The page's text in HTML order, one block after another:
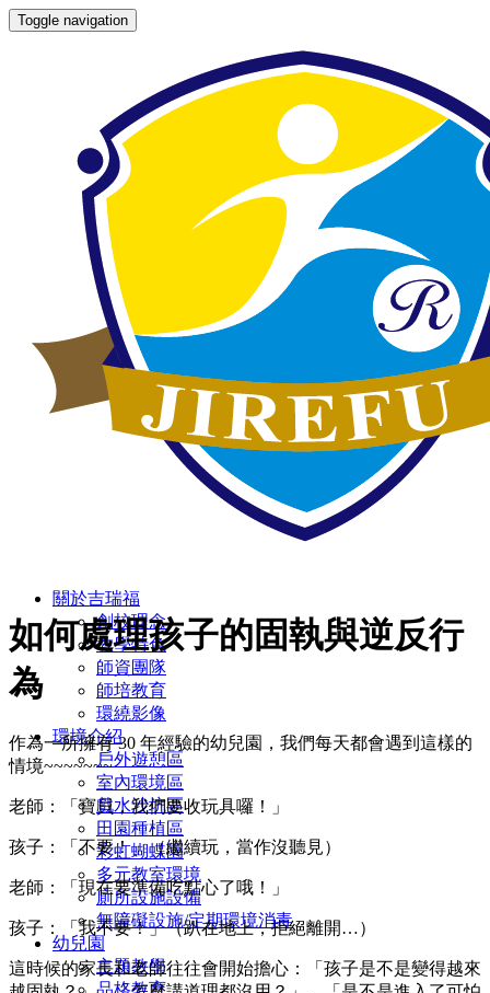
Toggle navigation
關於吉瑞福
創校理念
教學特色
師資團隊
師培教育
環繞影像
環境介紹
戶外遊憩區
室內環境區
戲水沙坑區
田園種植區
彩虹蝴蝶園
多元教室環境
廁所設施設備
無障礙設施/定期環境消毒
幼兒園
主題教學
品格教育
如何處理孩子的固執與逆反行
為
作為一所擁有 30 年經驗的幼兒園，我們每天都會遇到這樣的
情境~~~~~~~
老師：「寶貝，我們要收玩具囉！」
孩子：「不要！」（繼續玩，當作沒聽見）
老師：「現在要準備吃點心了哦！」
孩子：「我不要！」（趴在地上，拒絕離開…）
這時候的家長和老師往往會開始擔心：「孩子是不是變得越來